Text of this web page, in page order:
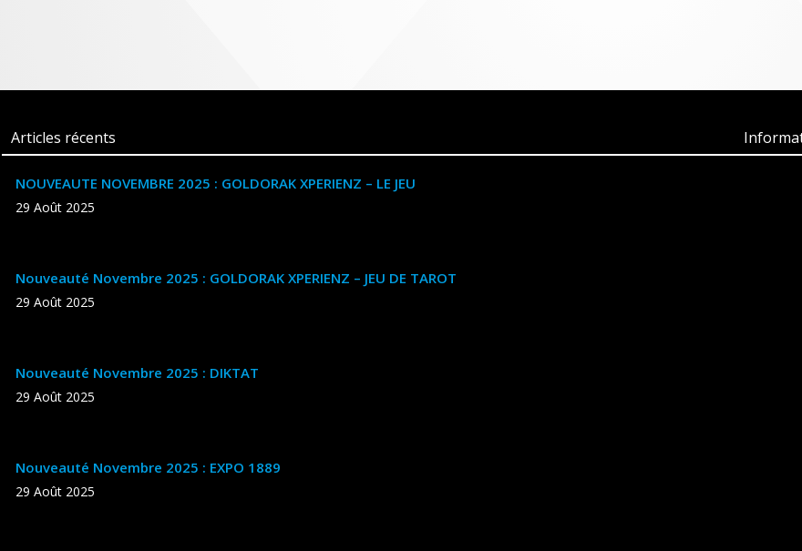
Articles récents
NOUVEAUTE NOVEMBRE 2025 : GOLDORAK XPERIENZ – LE JEU
29 Août 2025
Nouveauté Novembre 2025 : GOLDORAK XPERIENZ – JEU DE TAROT
29 Août 2025
Nouveauté Novembre 2025 : DIKTAT
29 Août 2025
Nouveauté Novembre 2025 : EXPO 1889
29 Août 2025